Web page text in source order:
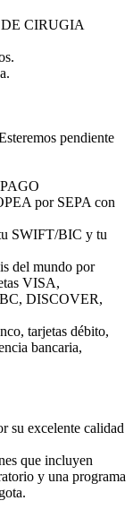
CIRUGIA
pendiente
por SEPA con
SWIFT/BIC y tu
del mundo por
VISA,
DISCOVER,
tarjetas débito,
bancaria,
su excelente calidad
que incluyen
y una programa